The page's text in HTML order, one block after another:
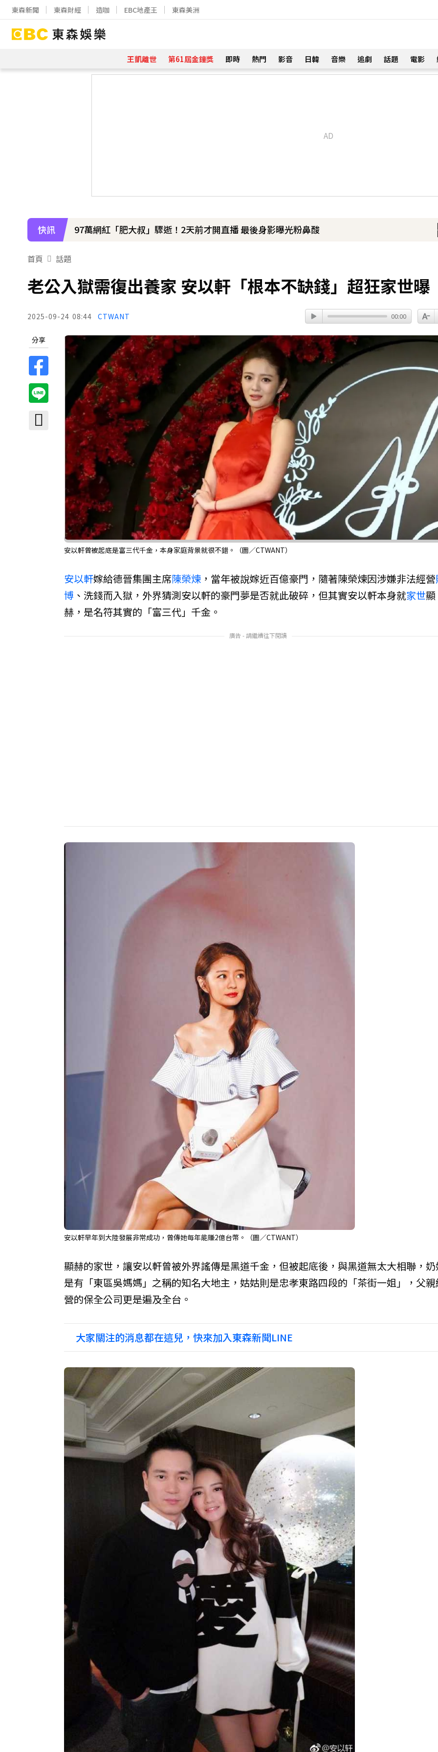
東森新聞 東森財經 造咖 EBC地產王 東森美洲
王凱離世 第61屆金鐘獎 即時 熱門 影音 日韓 音樂 追劇 話題 電影
快訊
下載東森App，隨時掌握天下大小事！
97萬網紅「肥大叔」驟逝！2天前才開直播 最後身影曝光粉鼻酸
首頁 話題
老公入獄需復出養家 安以軒「根本不缺錢」超狂家世曝
2025-09-24 08:44 CTWANT 00:00
分享
安以軒曾被起底是富三代千金，本身家庭背景就很不錯。（圖／CTWANT）
安以軒嫁給德晉集團主席陳榮煉 ，當年被說嫁近百億豪門，隨著陳榮煉因涉嫌非法經營
博 、洗錢而入獄，外界猜測安以軒的豪門夢是否就此破碎，但其實安以軒本身就家世顯
赫，是名符其實的「富三代」千金。
廣告 - 請繼續往下閱讀
安以軒早年到大陸發展非常成功，曾傳她每年能賺2億台幣。（圖／CTWANT）
顯赫的家世，讓安以軒曾被外界謠傳是黑道千金，但被起底後，與黑道無太大相聯，
是有「東區吳媽媽」之稱的知名大地主，姑姑則是忠孝東路四段的「茶街一姐」，父
營的保全公司更是遍及全台。
大家關注的消息都在這兒，快來加入東森新聞LINE